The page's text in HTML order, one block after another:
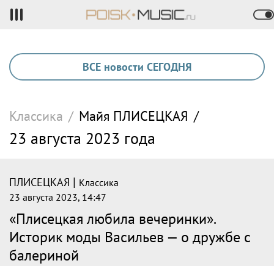
ВСЕ новости СЕГОДНЯ
Классика / Майя ПЛИСЕЦКАЯ /
23 августа 2023 года
ПЛИСЕЦКАЯ | Классика
23 августа 2023, 14:47
«Плисецкая любила вечеринки».
Историк моды Васильев — о дружбе с
балериной